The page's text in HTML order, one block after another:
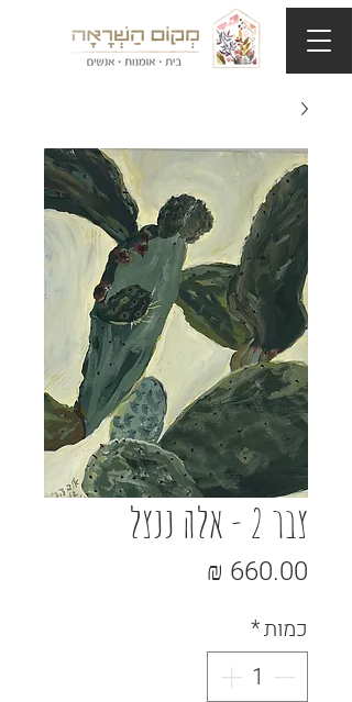
צבר 2 - אלה ננצל
כמות*